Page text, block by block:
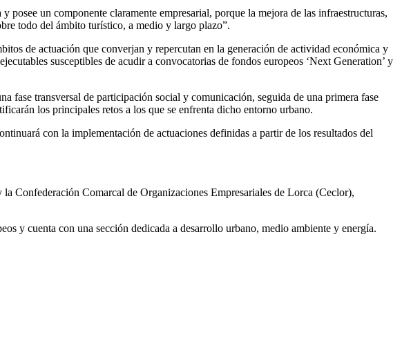
un componente claramente empresarial, porque la mejora de las infraestructuras,
todo del ámbito turístico, a medio y largo plazo”.
de actuación que converjan y repercutan en la generación de actividad económica y
susceptibles de acudir a convocatorias de fondos europeos ‘Next Generation’ y
fase transversal de participación social y comunicación, seguida de una primera fase
los principales retos a los que se enfrenta dicho entorno urbano.
con la implementación de actuaciones definidas a partir de los resultados del
Confederación Comarcal de Organizaciones Empresariales de Lorca (Ceclor),
y cuenta con una sección dedicada a desarrollo urbano, medio ambiente y energía.